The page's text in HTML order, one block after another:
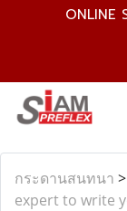
ONLINE
กระดานสนทนา >
expert to write